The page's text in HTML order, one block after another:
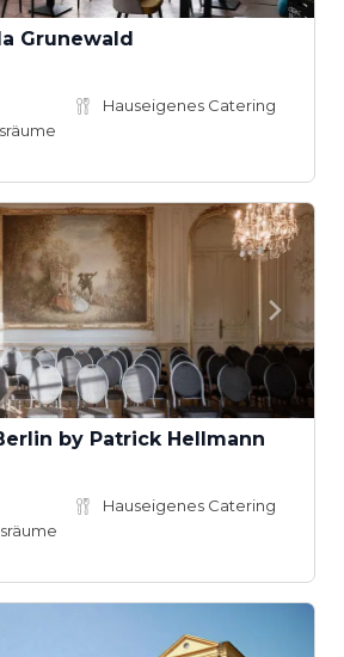
Grunewald
Hauseigenes Catering
by Patrick Hellmann
Hauseigenes Catering